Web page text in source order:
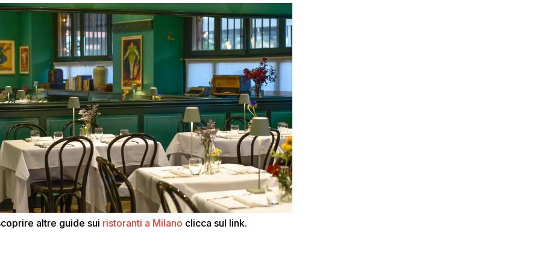
altre guide sui ristoranti a Milano clicca sul link.